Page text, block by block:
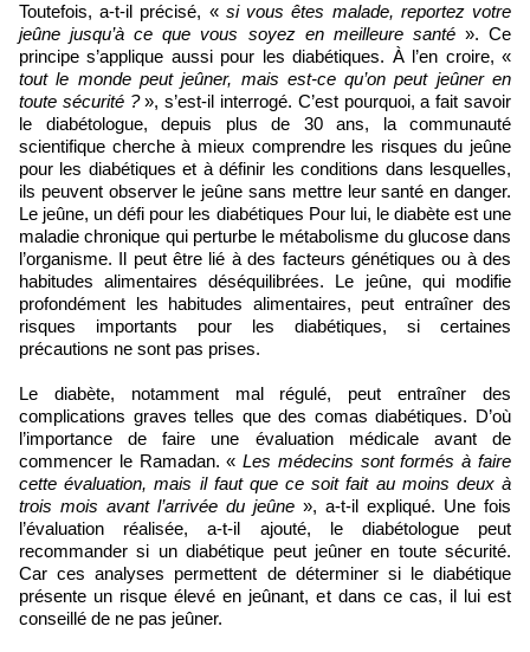
Toutefois, a-t-il précisé, « si vous êtes malade, reportez votre
jeûne jusqu’à ce que vous soyez en meilleure santé ». Ce
principe s’applique aussi pour les diabétiques. À l’en croire, «
tout le monde peut jeûner, mais est-ce qu’on peut jeûner en
toute sécurité ?», s’est-il interrogé. C’est pourquoi, a fait savoir
le diabétologue, depuis plus de 30 ans, la communauté
scientifique cherche à mieux comprendre les risques du jeûne
pour les diabétiques et à définir les conditions dans lesquelles,
ils peuvent observer le jeûne sans mettre leur santé en danger.
Le jeûne, un défi pour les diabétiques Pour lui, le diabète est une
maladie chronique qui perturbe le métabolisme du glucose dans
l’organisme. Il peut être lié à des facteurs génétiques ou à des
habitudes alimentaires déséquilibrées. Le jeûne, qui modifie
profondément les habitudes alimentaires, peut entraîner des
risques importants pour les diabétiques, si certaines
précautions ne sont pas prises.
Le diabète, notamment mal régulé, peut entraîner des
complications graves telles que des comas diabétiques. D’où
l’importance de faire une évaluation médicale avant de
commencer le Ramadan. «Les médecins sont formés à faire
cette évaluation, mais il faut que ce soit fait au moins deux à
trois mois avant l’arrivée du jeûne », a-t-il expliqué. Une fois
l’évaluation réalisée, a-t-il ajouté, le diabétologue peut
recommander si un diabétique peut jeûner en toute sécurité.
Car ces analyses permettent de déterminer si le diabétique
présente un risque élevé en jeûnant, et dans ce cas, il lui est
conseillé de ne pas jeûner.